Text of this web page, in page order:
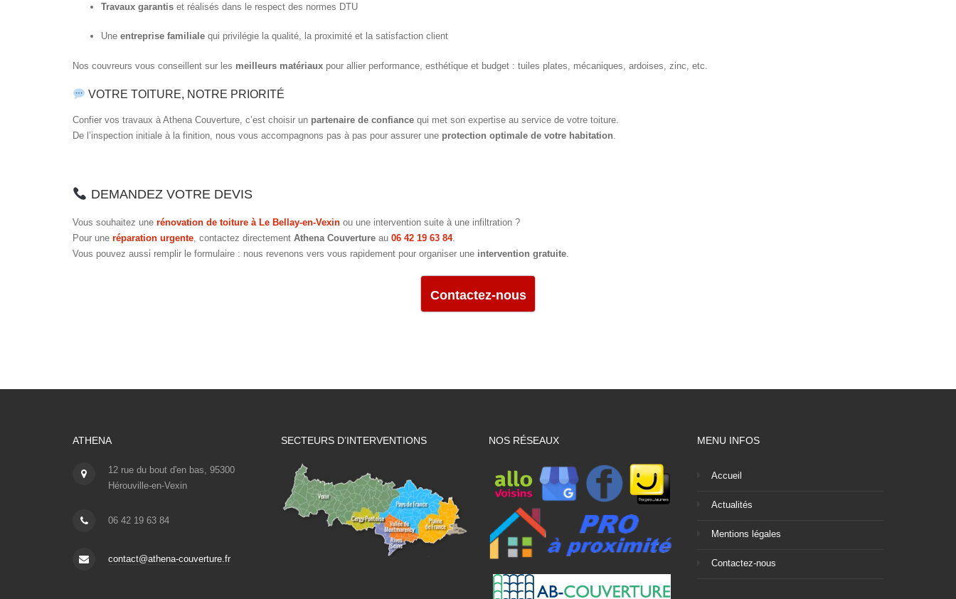
Travaux garantis et réalisés dans le respect des normes DTU
Une entreprise familiale qui privilégie la qualité, la proximité et la satisfaction client
Nos couvreurs vous conseillent sur les meilleurs matériaux pour allier performance, esthétique et budget : tuiles plates, mécaniques, ardoises, zinc, etc.
VOTRE TOITURE, NOTRE PRIORITÉ
Confier vos travaux à Athena Couverture, c’est choisir un partenaire de confiance qui met son expertise au service de votre toiture.
De l’inspection initiale à la finition, nous vous accompagnons pas à pas pour assurer une protection optimale de votre habitation.
DEMANDEZ VOTRE DEVIS
Vous souhaitez une rénovation de toiture à Le Bellay-en-Vexin ou une intervention suite à une infiltration ?
Pour une réparation urgente, contactez directement Athena Couverture au 06 42 19 63 84.
Vous pouvez aussi remplir le formulaire : nous revenons vers vous rapidement pour organiser une intervention gratuite.
Contactez-nous
ATHENA
12 rue du bout d'en bas, 95300
Hérouville-en-Vexin
06 42 19 63 84
contact@athena-couverture.fr
SECTEURS D’INTERVENTIONS NOS RÉSEAUX MENU INFOS
Accueil
Actualités
Mentions légales
Contactez-nous